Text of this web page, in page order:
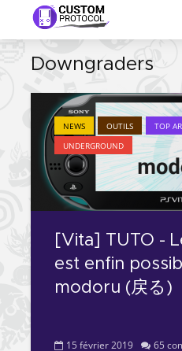
Downgraders
NEWS OUTILS
TOP
UNDERGROUND
[Vita] TUTO -
est enfin
modoru (戻る)
15 février 2019 65